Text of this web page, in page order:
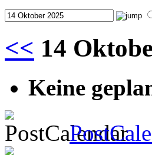
<< 14
Keine